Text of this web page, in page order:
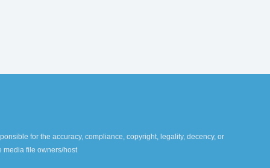
for the accuracy, compliance, copyright, legality, decency, or
media file owners/host